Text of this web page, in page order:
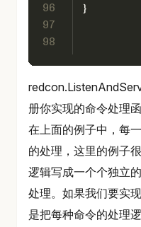
96
97
98
}
册你实现的命令处理函
在上面的例子中，每
的处理，这里的例子
逻辑写成一个个独立
处理。如果我们要实
是把每种命令的处理